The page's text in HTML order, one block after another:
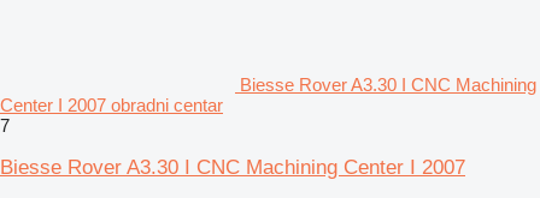
Biesse Rover A3.30 I CNC Machining
Center I 2007 obradni centar
7
Biesse Rover A3.30 I CNC Machining Center I 2007